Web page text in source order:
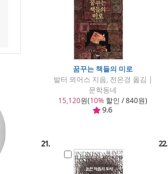
꿈꾸는 책들의 미로
발터 뫼어스 지음, 전은경 옮김 |
문학동네
15,120원(10% 할인 / 840원)
9.6
21. 22.